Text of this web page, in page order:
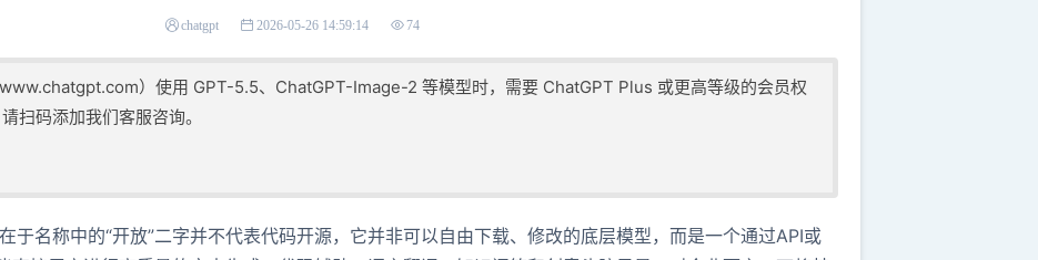
chatgpt 2026-05-26 14:59:14 74
）使用 GPT-5.5、ChatGPT-Image-2 等模型时，需要 ChatGPT Plus 或更高等级的会员权
扫码添加我们客服咨询。
于名称中的“开放”二字并不代表代码开源，它并非可以自由下载、修改的底层模型，而是一个通过API或